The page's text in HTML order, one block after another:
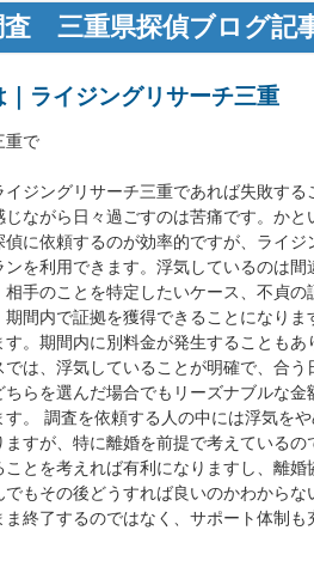
三重県探偵ブログ記
｜ライジングリサーチ三重
重で
ジングリサーチ三重であれば失敗する
ながら日々過ごすのは苦痛です。かと
に依頼するのが効率的ですが、ライジ
を利用できます。浮気しているのは間
手のことを特定したいケース、不貞の
間内で証拠を獲得できることになりま
。期間内に別料金が発生することもあ
は、浮気していることが明確で、合う
らを選んだ場合でもリーズナブルな金
。 調査を依頼する人の中には浮気をや
すが、特に離婚を前提で考えているの
とを考えれば有利になりますし、離婚
もその後どうすれば良いのかわからな
終了するのではなく、サポート体制も